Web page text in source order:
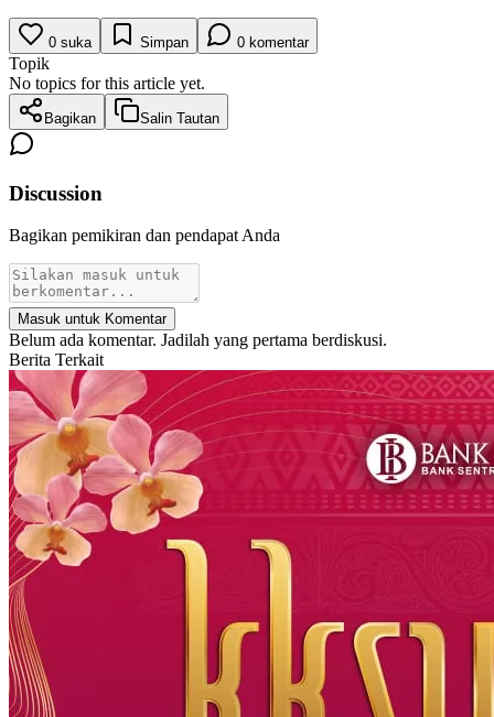
0 suka Simpan 0 komentar
Topik
No topics for this article yet.
Bagikan Salin Tautan
Discussion
Bagikan pemikiran dan pendapat Anda
Masuk untuk Komentar
Belum ada komentar. Jadilah yang pertama berdiskusi.
Berita Terkait